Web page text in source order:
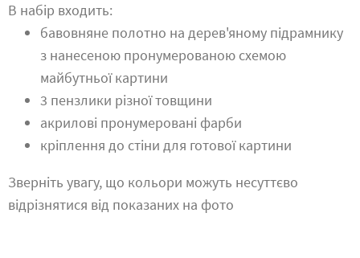
В набір входить:
бавовняне полотно на дерев'яному підрамнику
з нанесеною пронумерованою схемою
майбутньої картини
3 пензлики різної товщини
акрилові пронумеровані фарби
кріплення до стіни для готової картини
Зверніть увагу, що кольори можуть несуттєво
відрізнятися від показаних на фото